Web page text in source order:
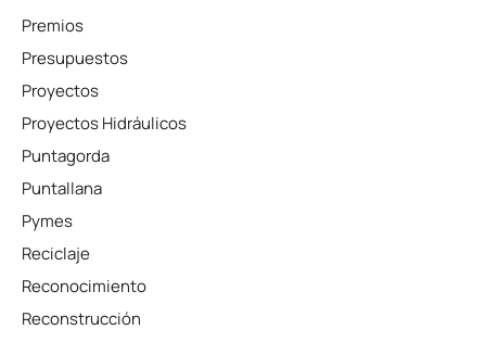
Premios
Presupuestos
Proyectos
Proyectos Hidráulicos
Puntagorda
Puntallana
Pymes
Reciclaje
Reconocimiento
Reconstrucción